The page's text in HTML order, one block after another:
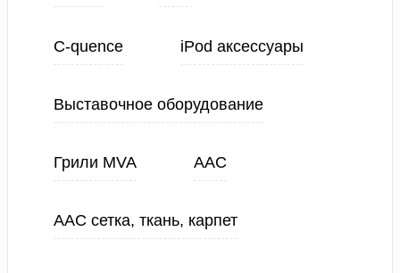
C-quence iPod аксессуары
Выставочное оборудование
Грили MVA ААС
ААС сетка, ткань, карпет